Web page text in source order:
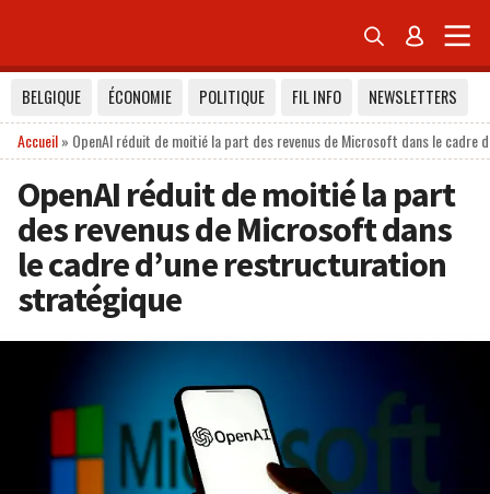
 
BELGIQUE ÉCONOMIE POLITIQUE FIL INFO
NEWSLETTERS
Accueil» OpenAI réduit de moitié la part des revenus de Microsoft dans le cadre
OpenAI réduit de moitié la part
des revenus de Microsoft dans
le cadre d’une restructuration
stratégique